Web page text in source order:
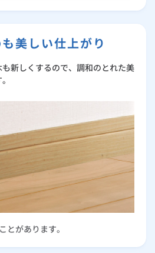
美しい仕上がり
新しくするので、調和のとれた美
とがあります。